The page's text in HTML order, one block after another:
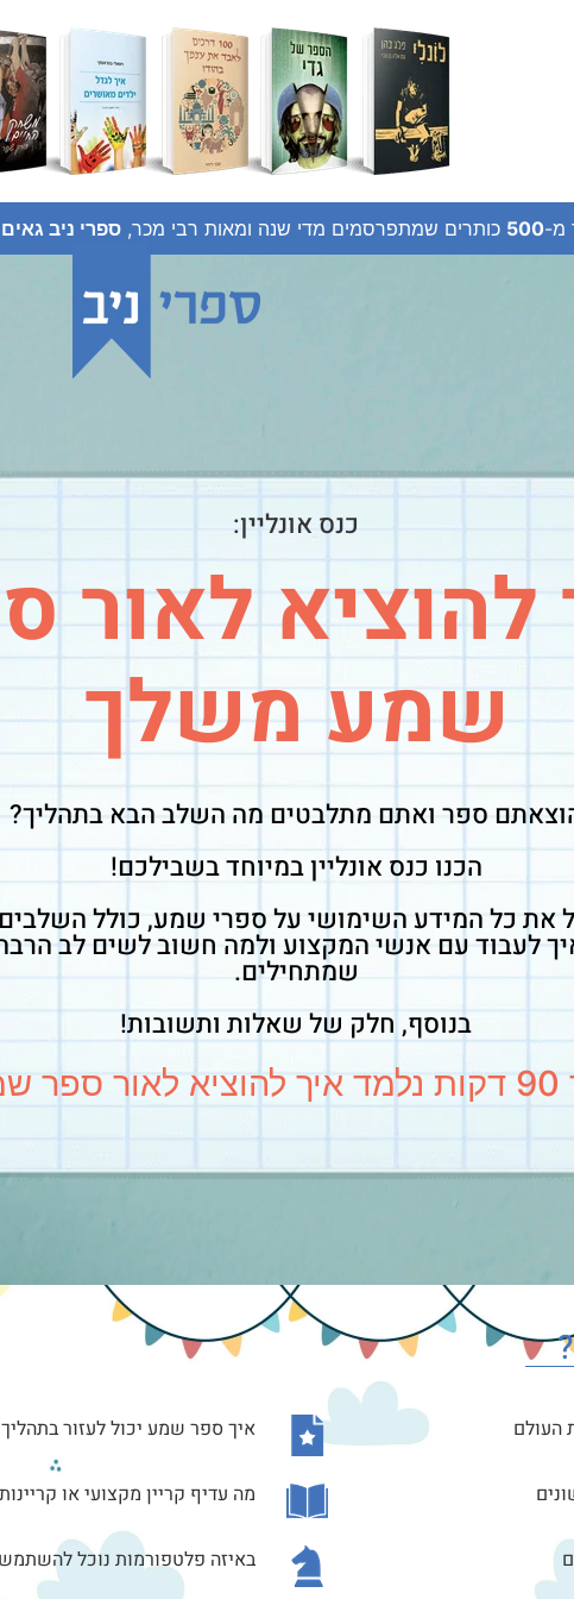
מ-500 כותרים שמתפרסמים מדי שנה ומאות רבי מכר, ספרי ניב
כנס אונליין:
להוציא לאור
שמע משלך
ספר ואתם מתלבטים מה השלב הבא בתהליך?
הכנו כנס אונליין במיוחד בשבילכם!
את כל המידע השימושי על ספרי שמע, כולל
לעבוד עם אנשי המקצוע ולמה חשוב לשים לב
שמתחילים.
בנוסף, חלק של שאלות ותשובות!
העולם איך ספר שמע יכול לעזור
מה עדיף קריין מקצועי או
באיזה פלטפורמות נוכל